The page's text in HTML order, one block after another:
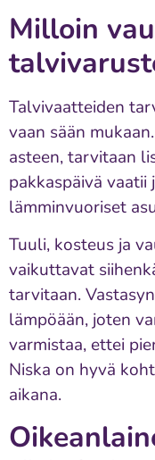
Milloin
Talvivaatteiden
vaan sään
asteen, tarvitaan
pakkaspäivä
lämminvuoriset
Tuuli, kosteus ja
vaikuttavat
tarvitaan.
lämpöään, joten
varmistaa, ettei
Niska on hyvä
aikana.